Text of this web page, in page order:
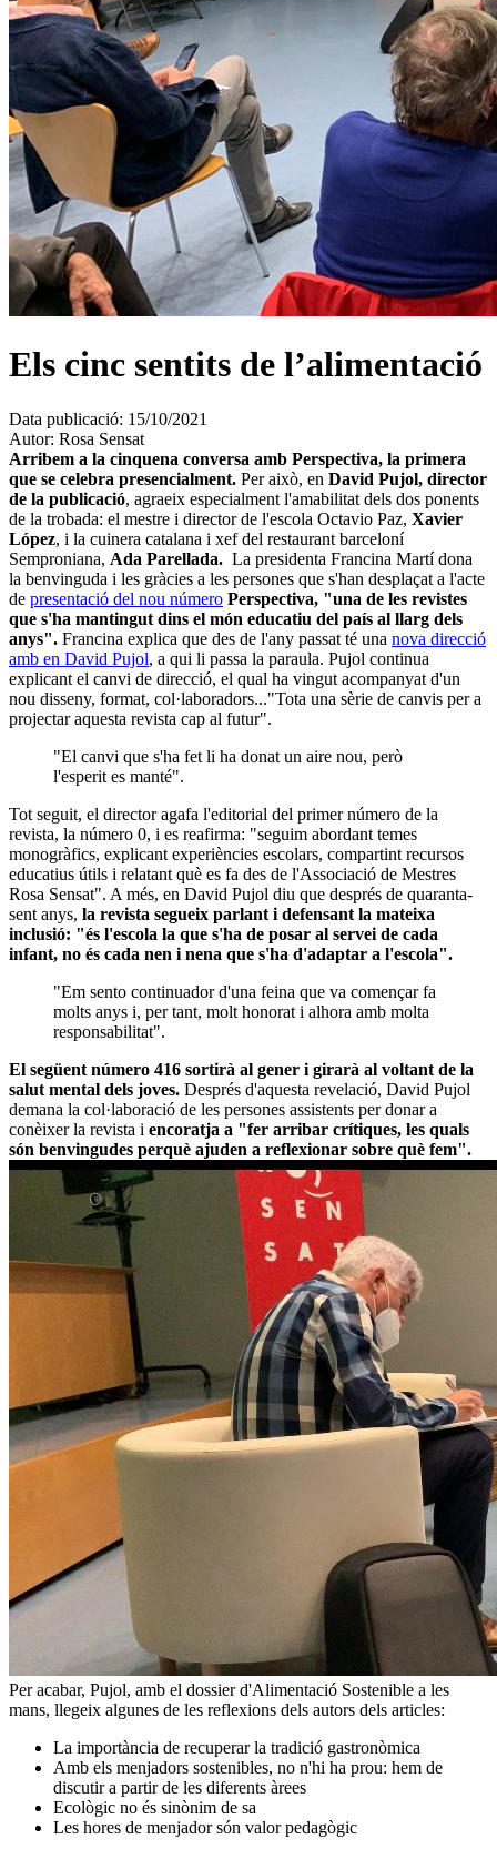
Els cinc sentits de l’alimentació
Data publicació: 15/10/2021
Autor: Rosa Sensat
Arribem a la cinquena conversa amb Perspectiva, la primera
que se celebra presencialment. Per això, en David Pujol, director
de la publicació, agraeix especialment l'amabilitat dels dos ponents
de la trobada: el mestre i director de l'escola Octavio Paz, Xavier
López, i la cuinera catalana i xef del restaurant barceloní
Semproniana, Ada Parellada. La presidenta Francina Martí dona
la benvinguda i les gràcies a les persones que s'han desplaçat a l'acte
de presentació del nou número Perspectiva, "una de les revistes
que s'ha mantingut dins el món educatiu del país al llarg dels
anys". Francina explica que des de l'any passat té una nova direcció
amb en David Pujol, a qui li passa la paraula. Pujol continua
explicant el canvi de direcció, el qual ha vingut acompanyat d'un
nou disseny, format, col·laboradors..."Tota una sèrie de canvis per a
projectar aquesta revista cap al futur".
"El canvi que s'ha fet li ha donat un aire nou, però
l'esperit es manté".
Tot seguit, el director agafa l'editorial del primer número de la
revista, la número 0, i es reafirma: "seguim abordant temes
monogràfics, explicant experiències escolars, compartint recursos
educatius útils i relatant què es fa des de l'Associació de Mestres
Rosa Sensat". A més, en David Pujol diu que després de quaranta-
sent anys, la revista segueix parlant i defensant la mateixa
inclusió: "és l'escola la que s'ha de posar al servei de cada
infant, no és cada nen i nena que s'ha d'adaptar a l'escola".
"Em sento continuador d'una feina que va començar fa
molts anys i, per tant, molt honorat i alhora amb molta
responsabilitat".
El següent número 416 sortirà al gener i girarà al voltant de la
salut mental dels joves. Després d'aquesta revelació, David Pujol
demana la col·laboració de les persones assistents per donar a
conèixer la revista i encoratja a "fer arribar crítiques, les quals
són benvingudes perquè ajuden a reflexionar sobre què fem".
Per acabar, Pujol, amb el dossier d'Alimentació Sostenible a les
mans, llegeix algunes de les reflexions dels autors dels articles:
La importància de recuperar la tradició gastronòmica
Amb els menjadors sostenibles, no n'hi ha prou: hem de
discutir a partir de les diferents àrees
Ecològic no és sinònim de sa
Les hores de menjador són valor pedagògic